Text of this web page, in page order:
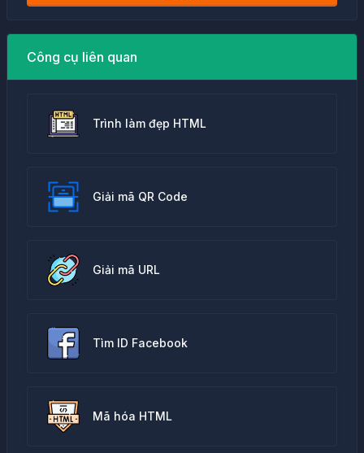
Công cụ liên quan
Trình làm đẹp HTML
Giải mã QR Code
Giải mã URL
Tìm ID Facebook
Mã hóa HTML